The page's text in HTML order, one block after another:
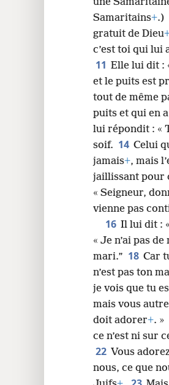
Samaritains+.)
gratuit de Dieu
c’est toi qui lui
11 Elle lui dit :
et le puits est
tout de même
puits et qui en
lui répondit : «
soif. 14 Celui
jamais+, mais
jaillissant pour
« Seigneur,
vienne pas
16 Il lui dit :
« Je n’ai pas
mari.” 18 Car
n’est pas ton
je vois que tu
mais vous
doit adorer+. »
ce n’est ni sur
22 Vous
nous, ce que